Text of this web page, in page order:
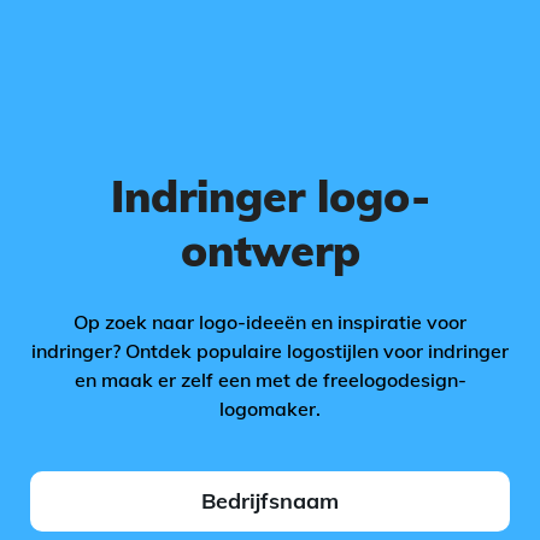
Indringer logo-
ontwerp
Op zoek naar logo-ideeën en inspiratie voor
indringer? Ontdek populaire logostijlen voor indringer
en maak er zelf een met de freelogodesign-
logomaker.